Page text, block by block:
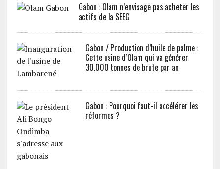
Gabon : Olam n’envisage pas acheter les
actifs de la SEEG
Gabon / Production d’huile de palme :
Cette usine d’Olam qui va générer
30.000 tonnes de brute par an
Gabon : Pourquoi faut-il accélérer les
réformes ?